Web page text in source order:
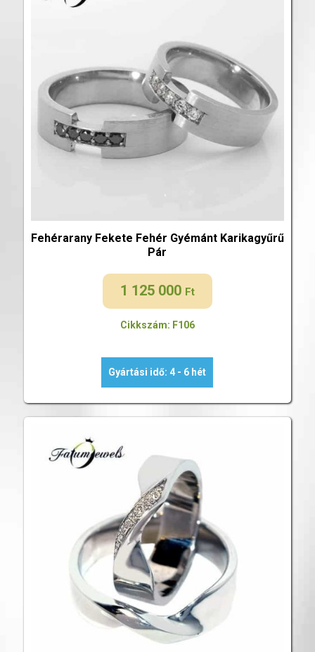
Fehérarany Fekete Fehér Gyémánt Karikagyűrű
Pár
1 125 000 Ft
Cikkszám: F106
Gyártási idő: 4 - 6 hét